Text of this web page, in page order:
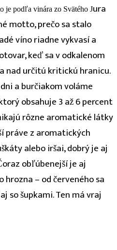
je podľa vinára zo Svätého Jura
motto, prečo sa stalo
víno riadne vykvasí a
keď sa v odkalenom
nad určitú kritickú hranicu.
a burčiakom voláme
obsahuje 3 až 6 percent
rôzne aromatické látky
práve z aromatických
alebo iršai, dobrý je aj
obľúbenejší je aj
– od červeného sa
so šupkami. Ten má vraj